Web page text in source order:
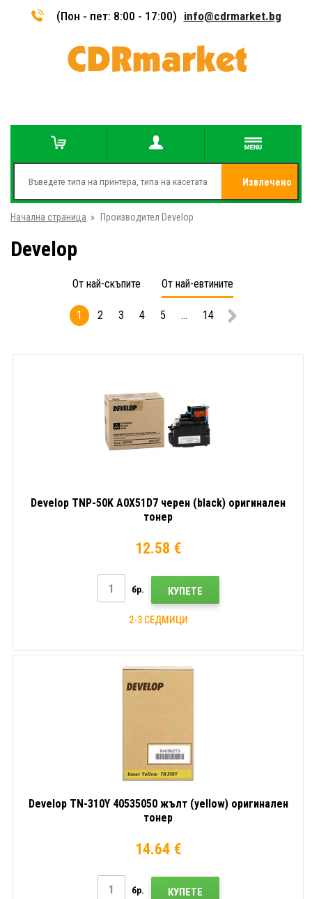
(Пон - пет: 8:00 - 17:00) info@cdrmarket.bg
Извлечено
Начална страница » Производител Develop
Develop
От най-скъпите От най-евтините
1 2 3 4 5 ... 14
Develop TNP-50K A0X51D7 черен (black) оригинален
тонер
12.58 €
бр. КУПЕТЕ
2-3 СЕДМИЦИ
Develop TN-310Y 40535050 жълт (yellow) оригинален
тонер
14.64 €
бр. КУПЕТЕ